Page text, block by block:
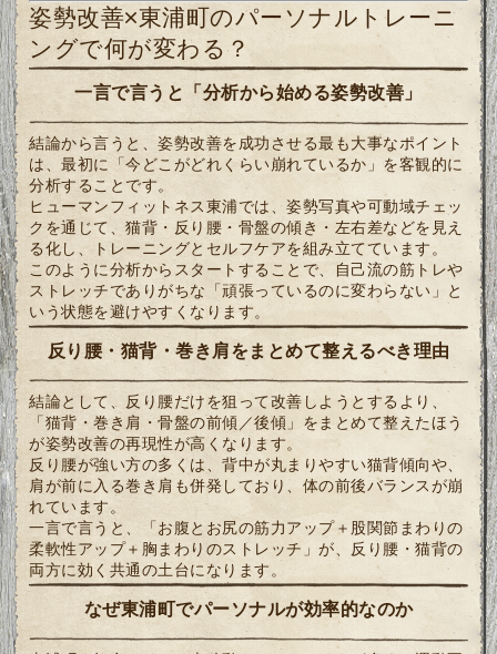
姿勢改善×東浦町のパーソナルトレーニ
ングで何が変わる？
一言で言うと「分析から始める姿勢改善」
結論から言うと、姿勢改善を成功させる最も大事なポイント
は、最初に「今どこがどれくらい崩れているか」を客観的に
分析することです。
ヒューマンフィットネス東浦では、姿勢写真や可動域チェッ
クを通じて、猫背・反り腰・骨盤の傾き・左右差などを見え
る化し、トレーニングとセルフケアを組み立てています。
このように分析からスタートすることで、自己流の筋トレや
ストレッチでありがちな「頑張っているのに変わらない」と
いう状態を避けやすくなります。
反り腰・猫背・巻き肩をまとめて整えるべき理由
結論として、反り腰だけを狙って改善しようとするより、
「猫背・巻き肩・骨盤の前傾／後傾」をまとめて整えたほう
が姿勢改善の再現性が高くなります。
反り腰が強い方の多くは、背中が丸まりやすい猫背傾向や、
肩が前に入る巻き肩も併発しており、体の前後バランスが崩
れています。
一言で言うと、「お腹とお尻の筋力アップ＋股関節まわりの
柔軟性アップ＋胸まわりのストレッチ」が、反り腰・猫背の
両方に効く共通の土台になります。
なぜ東浦町でパーソナルが効率的なのか